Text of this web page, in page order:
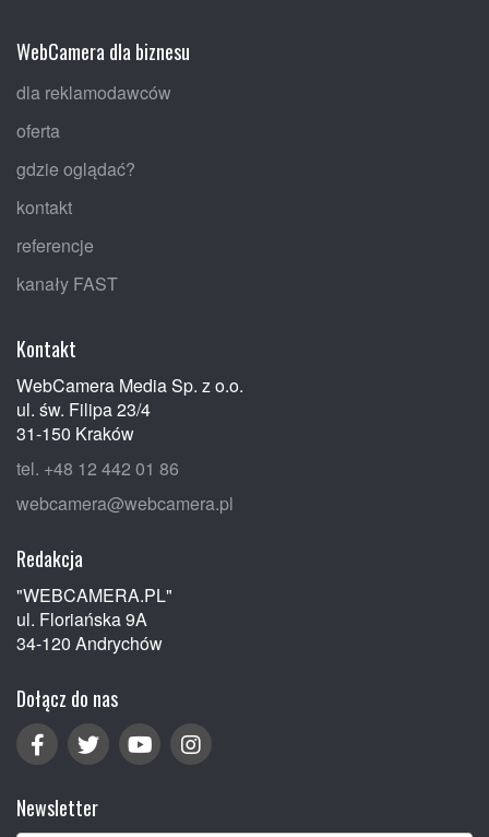
WebCamera dla biznesu
dla reklamodawców
oferta
gdzie oglądać?
kontakt
referencje
kanały FAST
Kontakt
WebCamera Media Sp. z o.o.
ul. św. Filipa 23/4
31-150 Kraków
tel. +48 12 442 01 86
webcamera@webcamera.pl
Redakcja
"WEBCAMERA.PL"
ul. Floriańska 9A
34-120 Andrychów
Dołącz do nas
Newsletter